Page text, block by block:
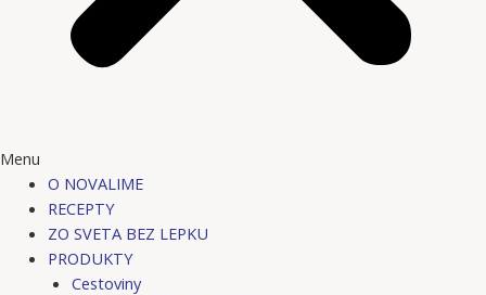
Menu
O NOVALIME
RECEPTY
ZO SVETA BEZ LEPKU
PRODUKTY
Cestoviny